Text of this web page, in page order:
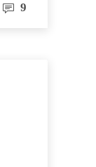
9